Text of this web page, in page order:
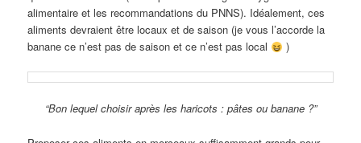
alimentaire et les recommandations du PNNS). Idéalement, ces
aliments devraient être locaux et de saison (je vous l’accorde la
banane ce n’est pas de saison et ce n’est pas local
)
“Bon lequel choisir après les haricots : pâtes ou banane ?”